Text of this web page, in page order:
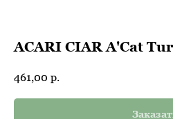
ACARI CIAR A'Cat
461,00 р.